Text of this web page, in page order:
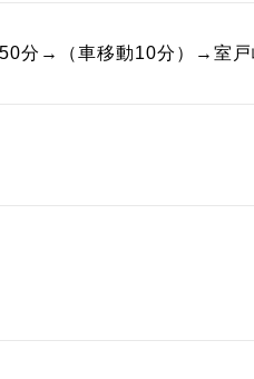
分→（車移動10分）→室戸